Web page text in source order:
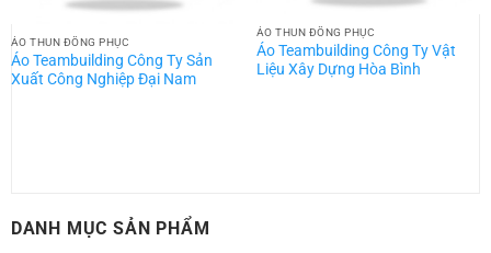
ÁO THUN ĐỒNG PHỤC
Áo Teambuilding Công Ty Sản
Xuất Công Nghiệp Đại Nam
ÁO THUN ĐỒNG PHỤC
Áo Teambuilding Công Ty Vật
Liệu Xây Dựng Hòa Bình
DANH MỤC SẢN PHẨM